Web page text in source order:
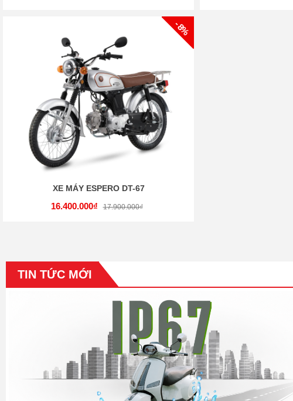
- 8%
XE MÁY ESPERO DT-67
16.400.000₫ 17.900.000₫
TIN TỨC MỚI
MÁY XE ĐIỆN VIỆT NHẬT rất nhiệt tình và vui tính. Mẫu xe đa dạng lại có
nhiệt tình. Chúc XE MÁY XE ĐIỆN VIỆT NHẬT phát triển hơn nữa nhé.
Ngọc Anh